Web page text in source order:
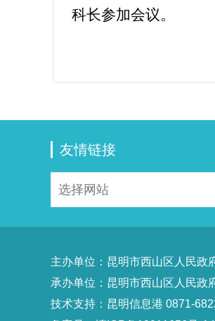
科长参加会议。
友情链接
主办单位：昆明市西山区人民政
承办单位：昆明市西山区人民政
技术支持： 昆明信息港 0871-